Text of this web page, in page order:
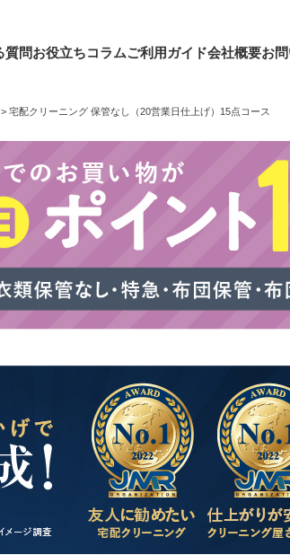
質問お役立ちコラムご利用ガイド会社概要お
宅配クリーニング 保管なし（20営業日仕上げ）15点コース